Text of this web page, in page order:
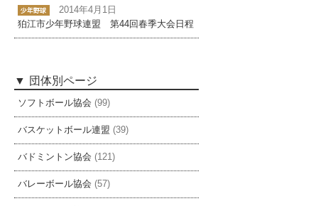
2014年4月1日
狛江市少年野球連盟 第44回春季大会日程
団体別ページ
ソフトボール協会 (99)
バスケットボール連盟 (39)
バドミントン協会 (121)
バレーボール協会 (57)